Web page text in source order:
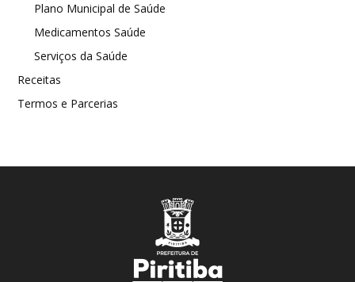
Plano Municipal de Saúde
Medicamentos Saúde
Serviços da Saúde
Receitas
Termos e Parcerias